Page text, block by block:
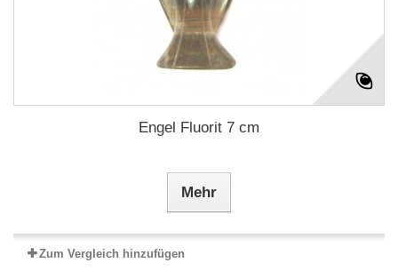
Engel Fluorit 7 cm
Mehr
Zum Vergleich hinzufügen